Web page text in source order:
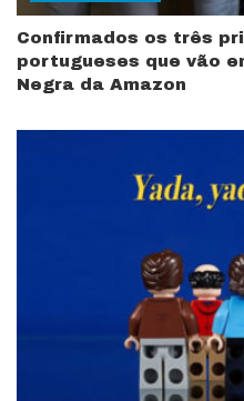
Confirmados os três
portugueses que vão
Negra da Amazon